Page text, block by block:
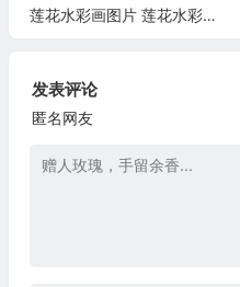
莲花水彩画图片 莲花水彩画图片简单好看又漂亮
发表评论
匿名网友